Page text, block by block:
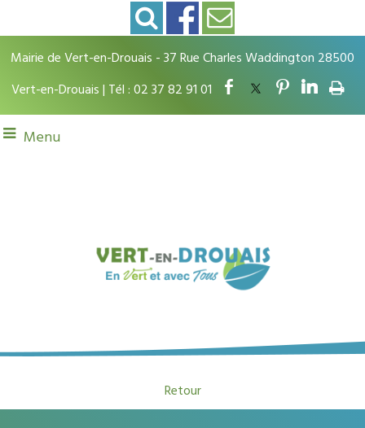
Mairie de Vert-en-Drouais - 37 Rue Charles Waddington 28500
Vert-en-Drouais | Tél : 02 37 82 91 01
Menu
Retour